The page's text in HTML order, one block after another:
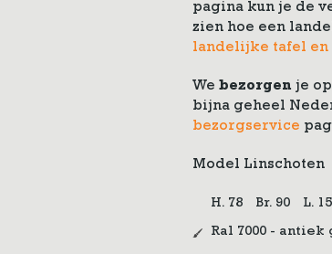
pagina kun je de
zien hoe een
landelijke tafel en
We bezorgen je
bijna geheel
bezorgservice
Model Linschoten
H. 78 Br. 90 L.
Ral 7000 - antiek